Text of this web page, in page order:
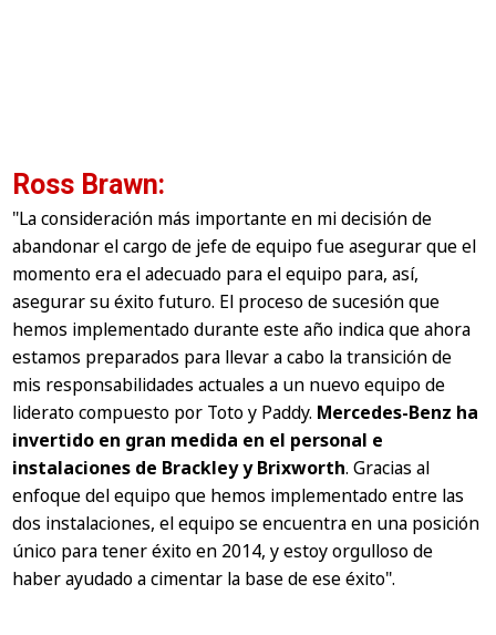
Ross Brawn:
"La consideración más importante en mi decisión de
abandonar el cargo de jefe de equipo fue asegurar que el
momento era el adecuado para el equipo para, así,
asegurar su éxito futuro. El proceso de sucesión que
hemos implementado durante este año indica que ahora
estamos preparados para llevar a cabo la transición de
mis responsabilidades actuales a un nuevo equipo de
liderato compuesto por Toto y Paddy. Mercedes-Benz ha
invertido en gran medida en el personal e
instalaciones de Brackley y Brixworth. Gracias al
enfoque del equipo que hemos implementado entre las
dos instalaciones, el equipo se encuentra en una posición
único para tener éxito en 2014, y estoy orgulloso de
haber ayudado a cimentar la base de ese éxito".